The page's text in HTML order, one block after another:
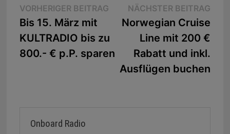
Beitragsnavigation
VORHERIGER BEITRAGVorheriger
Beitrag:
Bis 15. März mit
KULTRADIO bis zu
800.- € p.P. sparen
NÄCHSTER BEITRAG
Norwegian Cruise
Line mit 200 €
Rabatt und inkl.
Ausflügen buchen
Onboard Radio